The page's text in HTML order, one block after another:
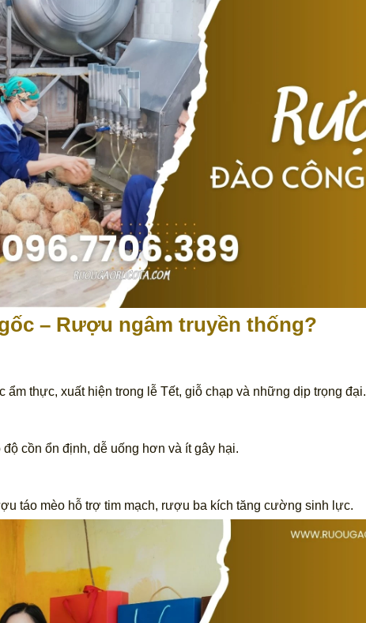
– Rượu ngâm truyền thống?
ẩm thực, xuất hiện trong lễ Tết, giỗ chạp và những dịp trọng đại.
cồn ổn định, dễ uống hơn và ít gây hại.
táo mèo hỗ trợ tim mạch, rượu ba kích tăng cường sinh lực.